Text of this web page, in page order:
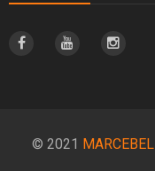
© 2021 MARCEBEL